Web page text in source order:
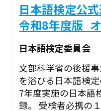
日本語検定公
令和8年度版_
日本語検定委員会
文部科学省の後援
を浴びる日本語検
7年度実施の日本語
録。 受検者必携の１